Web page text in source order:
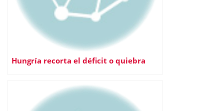
Hungría recorta el déficit o quiebra